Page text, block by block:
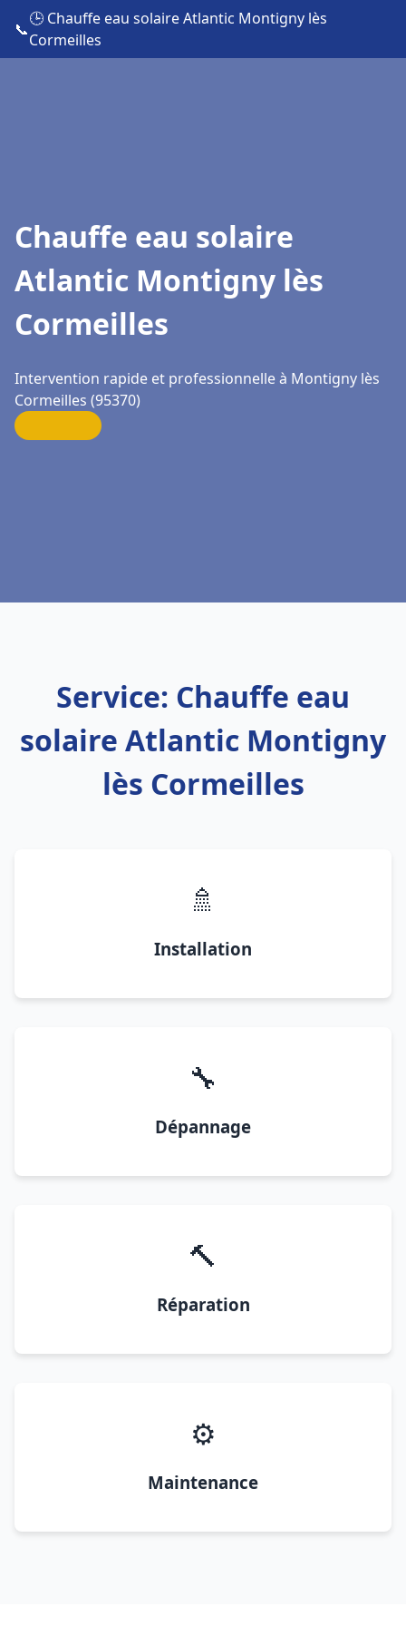
📞
🕒 Chauffe eau solaire Atlantic Montigny lès
Cormeilles
Chauffe eau solaire
Atlantic Montigny lès
Cormeilles
Intervention rapide et professionnelle à Montigny lès
Cormeilles (95370)
Service: Chauffe eau
solaire Atlantic Montigny
lès Cormeilles
🚿
Installation
🔧
Dépannage
🔨
Réparation
⚙️
Maintenance